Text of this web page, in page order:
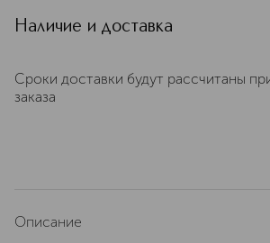
Наличие и доставка
Сроки доставки будут рассчитаны
заказа
Описание